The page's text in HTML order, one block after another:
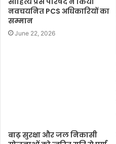
नवचयनित PCS अधिकारियों का
सम्मान
June 22, 2026
बाढ़ सुरक्षा और जल निकासी